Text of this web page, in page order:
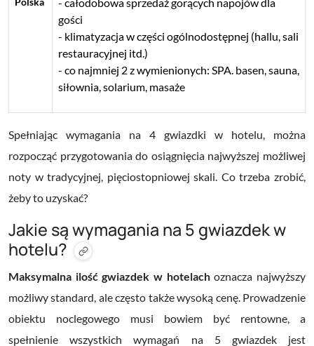
gości
klimatyzacja w części ogólnodostępnej (hallu, sali
restauracyjnej itd.)
co najmniej 2 z wymienionych: SPA. basen, sauna,
siłownia, solarium, masaże
Spełniając wymagania na 4 gwiazdki w hotelu, można
rozpocząć przygotowania do osiągnięcia najwyższej możliwej
noty w tradycyjnej, pięciostopniowej skali. Co trzeba zrobić,
żeby to uzyskać?
Jakie są wymagania na 5 gwiazdek w
hotelu?
Maksymalna ilość gwiazdek w hotelachoznacza najwyższy
możliwy standard, ale często także wysoką cenę. Prowadzenie
obiektu noclegowego musi bowiem być rentowne, a
spełnienie wszystkich wymagań na 5 gwiazdek jest